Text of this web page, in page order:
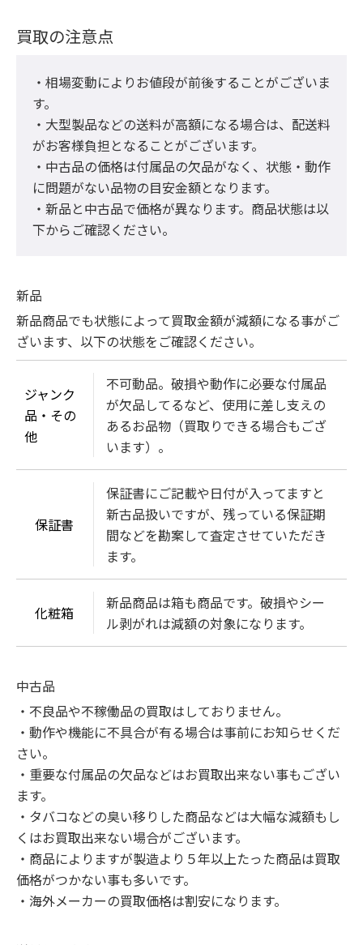
買取の注意点
・相場変動によりお値段が前後することがございま
す。
・大型製品などの送料が高額になる場合は、配送料
がお客様負担となることがございます。
・中古品の価格は付属品の欠品がなく、状態・動作
に問題がない品物の目安金額となります。
・新品と中古品で価格が異なります。商品状態は以
下からご確認ください。
新品
新品商品でも状態によって買取金額が減額になる事がご
ざいます、以下の状態をご確認ください。
ジャンク
品・その
他
不可動品。破損や動作に必要な付属品
が欠品してるなど、使用に差し支えの
あるお品物（買取りできる場合もござ
います）。
保証書
保証書にご記載や日付が入ってますと
新古品扱いですが、残っている保証期
間などを勘案して査定させていただき
ます。
化粧箱
新品商品は箱も商品です。破損やシー
ル剥がれは減額の対象になります。
中古品
・不良品や不稼働品の買取はしておりません。
・動作や機能に不具合が有る場合は事前にお知らせくだ
さい。
・重要な付属品の欠品などはお買取出来ない事もござい
ます。
・タバコなどの臭い移りした商品などは大幅な減額もし
くはお買取出来ない場合がございます。
・商品によりますが製造より５年以上たった商品は買取
価格がつかない事も多いです。
・海外メーカーの買取価格は割安になります。